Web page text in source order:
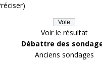
Voir le résultat
Débattre des
Anciens sondages